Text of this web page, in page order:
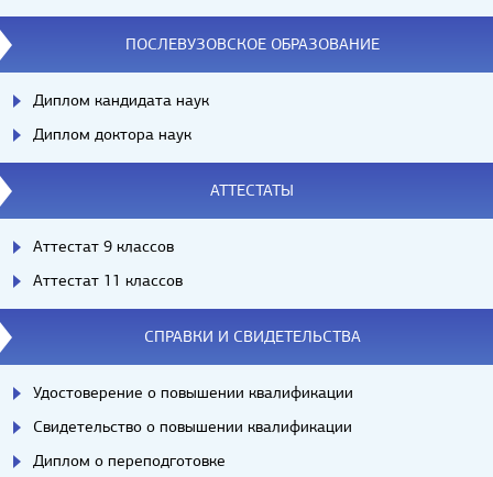
ПОСЛЕВУЗОВСКОЕ ОБРАЗОВАНИЕ
Диплом кандидата наук
Диплом доктора наук
АТТЕСТАТЫ
Аттестат 9 классов
Аттестат 11 классов
СПРАВКИ И СВИДЕТЕЛЬСТВА
Удостоверение о повышении квалификации
Свидетельство о повышении квалификации
Диплом о переподготовке